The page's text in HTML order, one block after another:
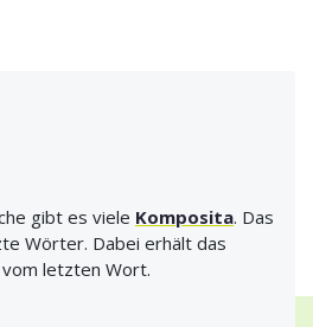
gibt es viele Komposita. Das
Wörter. Dabei erhält das
letzten Wort.